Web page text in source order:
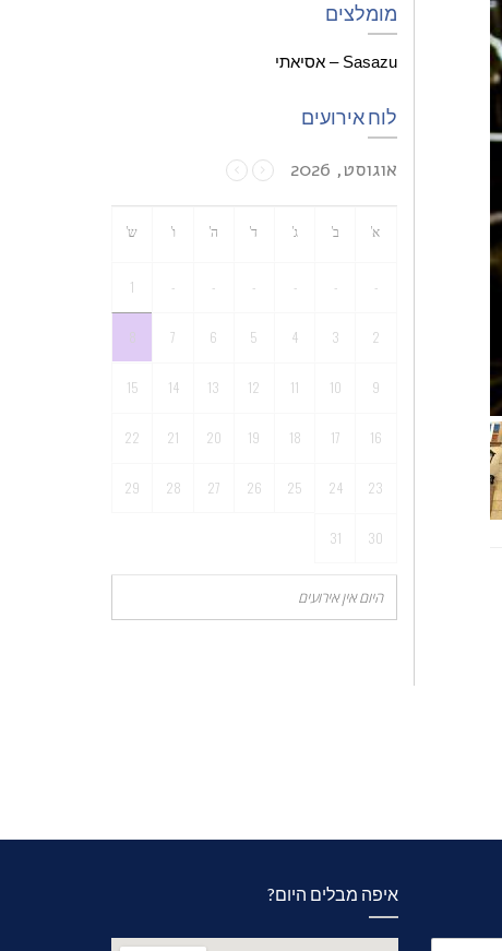
מומלצים
Sasazu – אסיאתי
לוח אירועים
אוגוסט, 2026
א' ב' ג' ד' ה' ו' ש'
-
-
-
-
-
-
1
2
3
4
5
6
7
8
9
10
11
12
13
14
15
16
17
18
19
20
21
22
23
24
25
26
27
28
29
30
31
היום אין אירועים
איפה מבלים היום?